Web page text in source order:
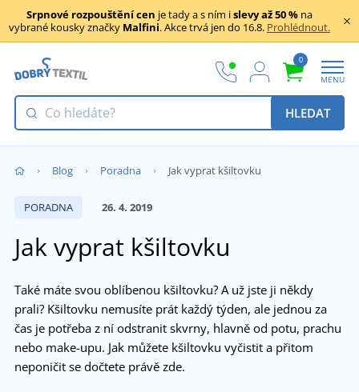
Srpnové rozpouštění cen je tady a s ním islevy až 50 % na
vybrané kousky značky Malfini. Akce trvá jen do 16.8. Prohlédnout.
0
MENU
HLEDAT
Blog Poradna Jak vyprat kšiltovku
PORADNA 26. 4. 2019
Jak vyprat kšiltovku
Také máte svou oblíbenou kšiltovku? A už jste ji někdy
prali? Kšiltovku nemusíte prát každý týden, ale jednou za
čas je potřeba z ní odstranit skvrny, hlavně od potu, prachu
nebo make-upu. Jak můžete kšiltovku vyčistit a přitom
neponičit se dočtete právě zde.